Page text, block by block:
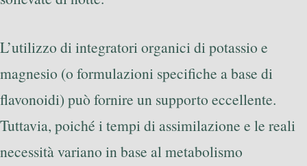
L’utilizzo di integratori organici di potassio e
magnesio (o formulazioni specifiche a base di
flavonoidi) può fornire un supporto eccellente.
Tuttavia, poiché i tempi di assimilazione e le reali
necessità variano in base al metabolismo